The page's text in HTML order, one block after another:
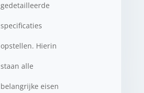
gedetailleerde
specificaties
opstellen. Hierin
staan alle
belangrijke eisen